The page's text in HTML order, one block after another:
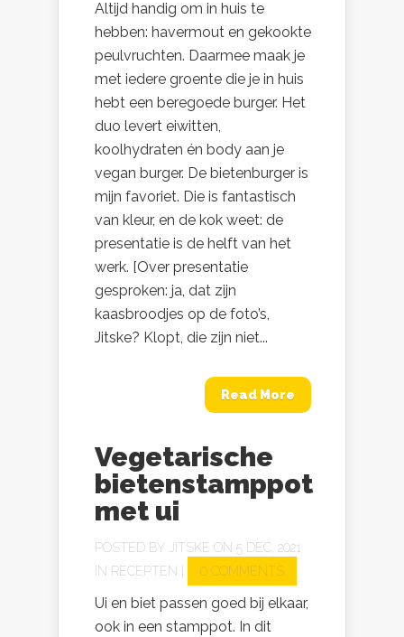
Altijd handig om in huis te
hebben: havermout en gekookte
peulvruchten. Daarmee maak je
met iedere groente die je in huis
hebt een beregoede burger. Het
duo levert eiwitten,
koolhydraten én body aan je
vegan burger. De bietenburger is
mijn favoriet. Die is fantastisch
van kleur, en de kok weet: de
presentatie is de helft van het
werk. [Over presentatie
gesproken: ja, dat zijn
kaasbroodjes op de foto’s,
Jitske? Klopt, die zijn niet...
Read More
Vegetarische
bietenstamppot
met ui
POSTED BY JITSKE ON 5 DEC, 2021
IN RECEPTEN 0 COMMENTS
Ui en biet passen goed bij elkaar,
ook in een stamppot. In dit